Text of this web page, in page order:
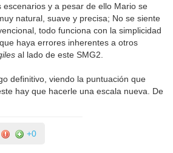
y a pesar de ello Mario se
natural, suave y precisa; No se siente
todo funciona con la simplicidad
haya errores inherentes a otros
al lado de este SMG2.
definitivo, viendo la puntuación que
hay que hacerle una escala nueva. De
+0